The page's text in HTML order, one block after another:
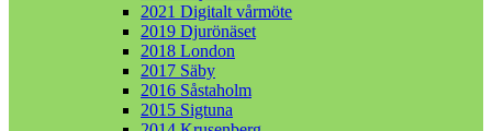
2021 Digitalt vårmöte
2019 Djurönäset
2018 London
2017 Säby
2016 Såstaholm
2015 Sigtuna